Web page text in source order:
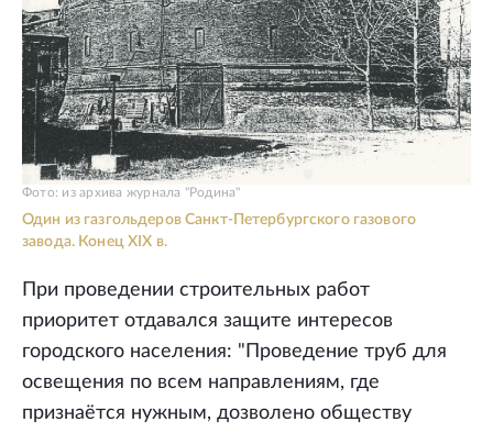
Один из газгольдеров Санкт-Петербургского газового
завода. Конец XIX в.
Фото: из архива журнала "Родина"
При проведении строительных работ
приоритет отдавался защите интересов
городского населения: "Проведение труб для
освещения по всем направлениям, где
признаётся нужным, дозволено обществу